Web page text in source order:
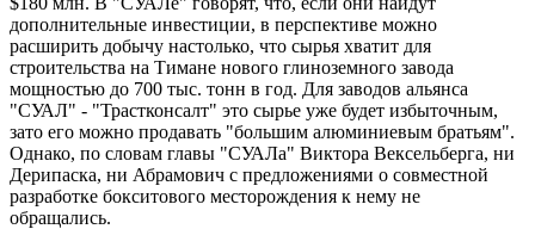
дополнительные инвестиции, в перспективе можно
расширить добычу настолько, что сырья хватит для
строительства на Тимане нового глиноземного завода
мощностью до 700 тыс. тонн в год. Для заводов альянса
"СУАЛ" - "Трастконсалт" это сырье уже будет избыточным,
зато его можно продавать "большим алюминиевым братьям".
Однако, по словам главы "СУАЛа" Виктора Вексельберга, ни
Дерипаска, ни Абрамович с предложениями о совместной
разработке бокситового месторождения к нему не
обращались.